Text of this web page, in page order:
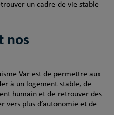
un cadre de vie stable
nos
Var est de permettre aux
à un logement stable, de
humain et de retrouver des
vers plus d’autonomie et de